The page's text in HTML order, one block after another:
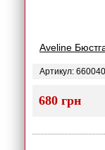
Aveline
Артикул: 660040
680 грн